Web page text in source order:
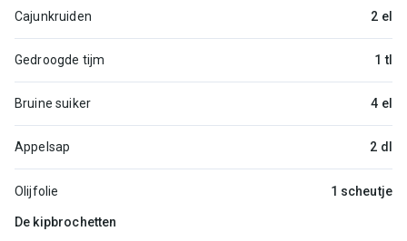
Cajunkruiden 2 el
Gedroogde tijm 1 tl
Bruine suiker 4 el
Appelsap 2 dl
Olijfolie 1 scheutje
De kipbrochetten